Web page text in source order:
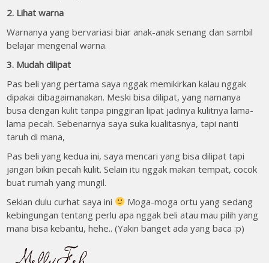
2. Lihat warna
Warnanya yang bervariasi biar anak-anak senang dan sambil
belajar mengenal warna.
3. Mudah dilipat
Pas beli yang pertama saya nggak memikirkan kalau nggak
dipakai dibagaimanakan. Meski bisa dilipat, yang namanya
busa dengan kulit tanpa pinggiran lipat jadinya kulitnya lama-
lama pecah. Sebenarnya saya suka kualitasnya, tapi nanti
taruh di mana,
Pas beli yang kedua ini, saya mencari yang bisa dilipat tapi
jangan bikin pecah kulit. Selain itu nggak makan tempat, cocok
buat rumah yang mungil.
Sekian dulu curhat saya ini
Moga-moga ortu yang sedang
kebingungan tentang perlu apa nggak beli atau mau pilih yang
mana bisa kebantu, hehe.. (Yakin banget ada yang baca :p)